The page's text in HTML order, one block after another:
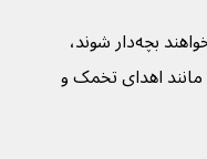
برای زنان مبتلا به سندرم تِرنر که می‌خواهند بچه‌دار شوند،